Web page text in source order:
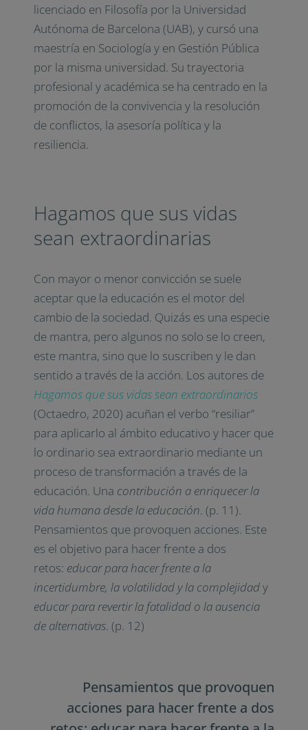
licenciado en Filosofía por la Universidad
Autónoma de Barcelona (UAB), y cursó una
maestría en Sociología y en Gestión Pública
por la misma universidad. Su trayectoria
profesional y académica se ha centrado en la
promoción de la convivencia y la resolución
de conflictos, la asesoría política y la
resiliencia.
Hagamos que sus vidas
sean extraordinarias
Con mayor o menor convicción se suele
aceptar que la educación es el motor del
cambio de la sociedad. Quizás es una especie
de mantra, pero algunos no solo se lo creen,
este mantra, sino que lo suscriben y le dan
sentido a través de la acción. Los autores de
Hagamos que sus vidas sean extraordinarios
(Octaedro, 2020) acuñan el verbo “resiliar”
para aplicarlo al ámbito educativo y hacer que
lo ordinario sea extraordinario mediante un
proceso de transformación a través de la
educación. Una contribución a enriquecer la
vida humana desde la educación. (p. 11).
Pensamientos que provoquen acciones. Este
es el objetivo para hacer frente a dos
retos: educar para hacer frente a la
incertidumbre, la volatilidad y la complejidady
educar para revertir la fatalidad o la ausencia
de alternativas. (p. 12)
Pensamientos que provoquen
acciones para hacer frente a dos